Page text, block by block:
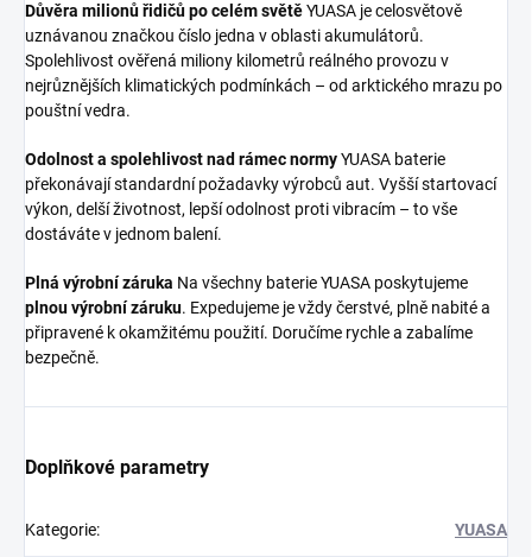
Důvěra milionů řidičů po celém světěYUASA je celosvětově
uznávanou značkou číslo jedna v oblasti akumulátorů.
Spolehlivost ověřená miliony kilometrů reálného provozu v
nejrůznějších klimatických podmínkách – od arktického mrazu po
pouštní vedra.
Odolnost a spolehlivost nad rámec normyYUASA baterie
překonávají standardní požadavky výrobců aut. Vyšší startovací
výkon, delší životnost, lepší odolnost proti vibracím – to vše
dostáváte v jednom balení.
Plná výrobní záruka Na všechny baterie YUASA poskytujeme
plnou výrobní záruku. Expedujeme je vždy čerstvé, plně nabité a
připravené k okamžitému použití. Doručíme rychle a zabalíme
bezpečně.
Doplňkové parametry
Kategorie: YUASA